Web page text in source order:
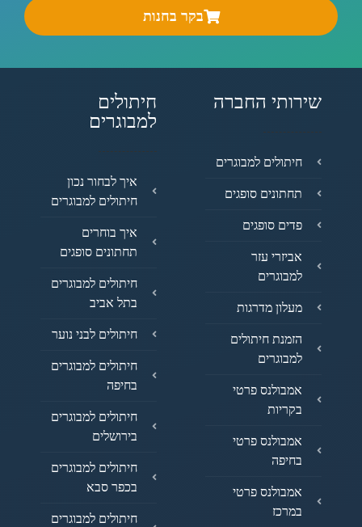
בקר בחנות
שירותי החברה
חיתולים למבוגרים
תחתונים סופגים
פדים סופגים
אביזרי עזר
למבוגרים
מעלון מדרגות
הזמנת חיתולים
למבוגרים
אמבולנס פרטי
בקריות
אמבולנס פרטי
בחיפה
אמבולנס פרטי
במרכז
חיתולים
למבוגרים
איך לבחור נכון
חיתולים למבוגרים
איך בוחרים
תחתונים סופגים
חיתולים למבוגרים
בתל אביב
חיתולים לבני נוער
חיתולים למבוגרים
בחיפה
חיתולים למבוגרים
בירושלים
חיתולים למבוגרים
בכפר סבא
חיתולים למבוגרים